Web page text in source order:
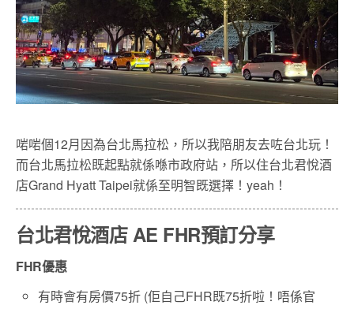
啱啱個12月因為台北馬拉松，所以我陪朋友去咗台北玩！
而台北馬拉松既起點就係喺市政府站，所以住台北君悅酒
店Grand Hyatt Taipei就係至明智既選擇！yeah！
台北君悅酒店 AE FHR預訂分享
FHR優惠
有時會有房價75折 (佢自己FHR既75折啦！唔係官